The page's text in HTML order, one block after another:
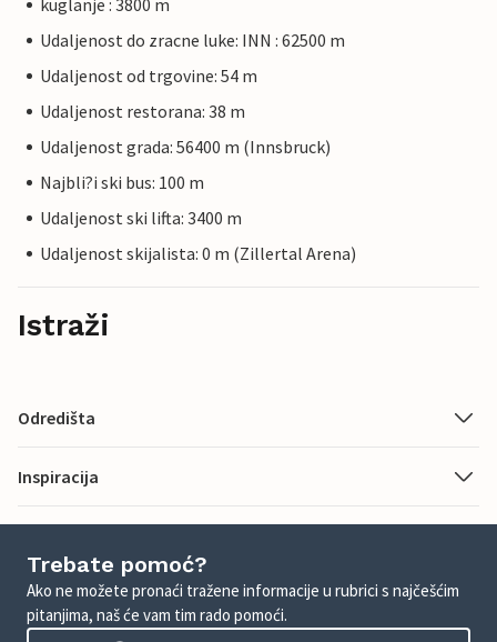
kuglanje : 3800 m
Udaljenost do zracne luke: INN : 62500 m
Udaljenost od trgovine: 54 m
Udaljenost restorana: 38 m
Udaljenost grada: 56400 m (Innsbruck)
Najbli?i ski bus: 100 m
Udaljenost ski lifta: 3400 m
Udaljenost skijalista: 0 m (Zillertal Arena)
Istraži
Odredišta
Inspiracija
Trebate pomoć?
Ako ne možete pronaći tražene informacije u rubrici s najčešćim
pitanjima, naš će vam tim rado pomoći.